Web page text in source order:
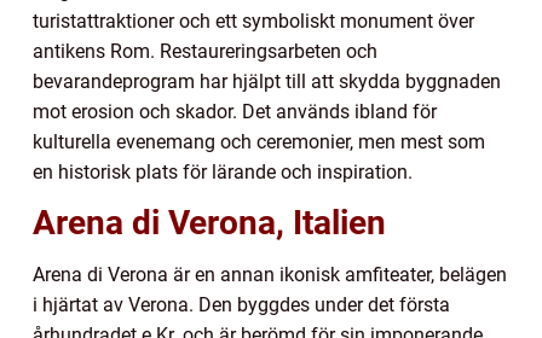
turistattraktioner och ett symboliskt monument över
antikens Rom. Restaureringsarbeten och
bevarandeprogram har hjälpt till att skydda byggnaden
mot erosion och skador. Det används ibland för
kulturella evenemang och ceremonier, men mest som
en historisk plats för lärande och inspiration.
Arena di Verona, Italien
Arena di Verona är en annan ikonisk amfiteater, belägen
i hjärtat av Verona. Den byggdes under det första